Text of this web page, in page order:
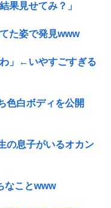
果見せてみ？」
た姿で発見www
」←いやすごすぎる
色白ボディを公開
の息子がいるオカン
なことwww